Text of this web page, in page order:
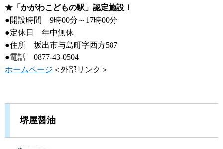
★「かがわこどもの駅」認定施設！
●開設時間 9時00分～17時00分
●定休日 年中無休
●住所 坂出市与島町字西方587
●電話 0877-43-0504
ホームページ ＜外部リンク＞
堺屋醤油